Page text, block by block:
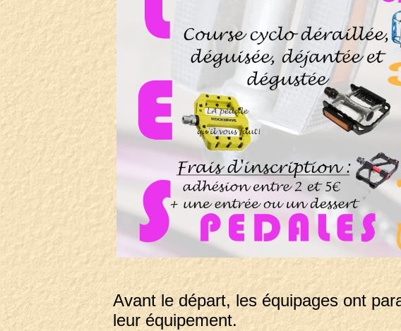
Avant le départ, les équipages ont
leur équipement.